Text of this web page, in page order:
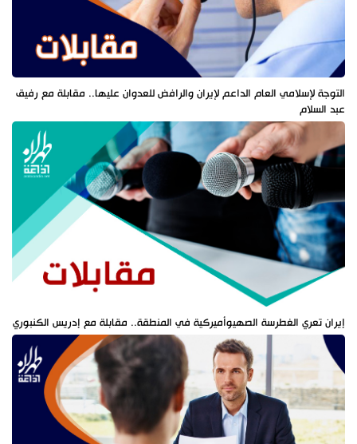
التوجة لإسلامي العام الداعم لإيران والرافض للعدوان عليها.. مقابلة مع رفيق
عبد السلام
إيران تعري الغطرسة الصهيوأميركية في المنطقة.. مقابلة مع إدريس الكنبوري